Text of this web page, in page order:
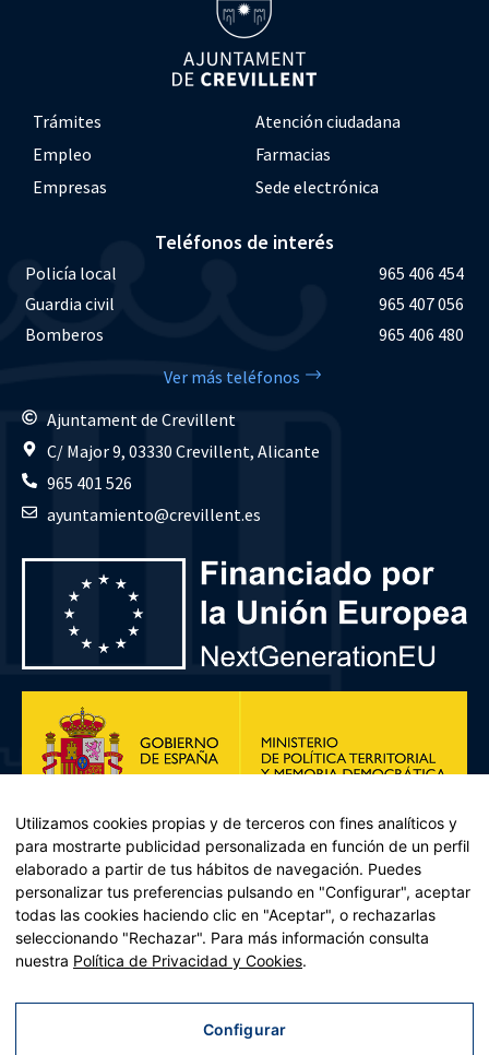
Trámites
Atención ciudadana
Empleo
Farmacias
Empresas
Sede electrónica
Teléfonos de interés
Policía local
965 406 454
Guardia civil
965 407 056
Bomberos
965 406 480
Ver más teléfonos
Ajuntament de Crevillent
C/ Major 9, 03330 Crevillent, Alicante
965 401 526
ayuntamiento@crevillent.es
Plan de Recuperación, Transformación y Resiliencia – Financiado por
Recuperación y resiliencia, establecido por el Reglamento (UE)
2021/241 del Parlamento Europeo y del Consejo, de 12 de febrero
Utilizamos cookies propias y de terceros con fines analíticos y
para mostrarte publicidad personalizada en función de un perfil
elaborado a partir de tus hábitos de navegación. Puedes
personalizar tus preferencias pulsando en "Configurar", aceptar
todas las cookies haciendo clic en "Aceptar", o rechazarlas
seleccionando "Rechazar". Para más información consulta
nuestra Política de Privacidad y Cookies.
Configurar